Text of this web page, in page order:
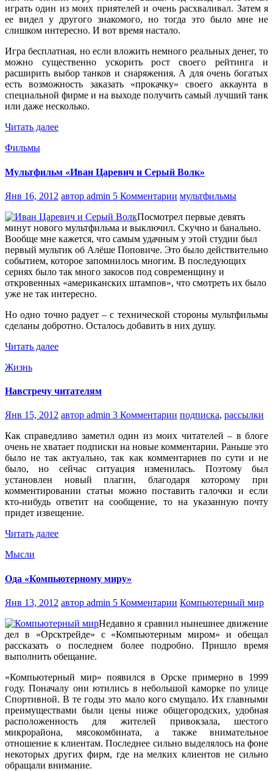
играть один из моих приятелей и очень расхваливал. Затем я
ее видел у другого знакомого, но тогда это было мне не
слишком интересно. И вот время настало.
Игра бесплатная, но если вложить немного реальных денег, то
можно существенно ускорить рост своего рейтинга и
расширить выбор танков и снаряжения. А для очень богатых
есть возможность заказать «прокачку» своего аккаунта в
специальной фирме и на выходе получить самый лучший танк
или даже несколько.
Читать далее
Фильмы
Мультфильм «Иван Царевич и Серый Волк»
Янв 16, 2012 автор admin 5 Комментарии мультфильмы
Посмотрел первые девять
минут нового мультфильма и выключил. Скучно и банально.
Вообще мне кажется, что самым удачным у этой студии был
первый мультик об Алёше Поповиче. Это было действительно
событием, которое запомнилось многим. В последующих
сериях было так много закосов под современщину и
откровенных «американских штампов», что смотреть их было
уже не так интересно.
Но одно точно радует – с технической стороны мультфильмы
сделаны добротно. Осталось добавить в них душу.
Читать далее
Жизнь
Навстречу читателям
Янв 15, 2012 автор admin 3 Комментарии подписка, рассылки
Как справедливо заметил один из моих читателей – в блоге
очень не хватает подписки на новые комментарии. Раньше это
было не так актуально, так как комментариев по сути и не
было, но сейчас ситуация изменилась. Поэтому был
установлен новый плагин, благодаря которому при
комментировании статьи можно поставить галочки и если
кто-нибудь ответит на сообщение, то на указанную почту
придет извещение.
Читать далее
Мысли
Ода «Компьютерному миру»
Янв 13, 2012 автор admin 5 Комментарии Компьютерный мир
Недавно я сравнил нынешнее движение
дел в «Орсктрейде» с «Компьютерным миром» и обещал
рассказать о последнем более подробно. Пришло время
выполнить обещание.
«Компьютерный мир» появился в Орске примерно в 1999
году. Поначалу они ютились в небольшой каморке по улице
Спортивной. В те годы это мало кого смущало. Их главными
преимуществами были цены ниже общегородских, удобная
расположенность для жителей привокзала, шестого
микрорайона, мясокомбината, а также внимательное
отношение к клиентам. Последнее сильно выделялось на фоне
некоторых других фирм, где на мелких клиентов не сильно
обращали внимание.